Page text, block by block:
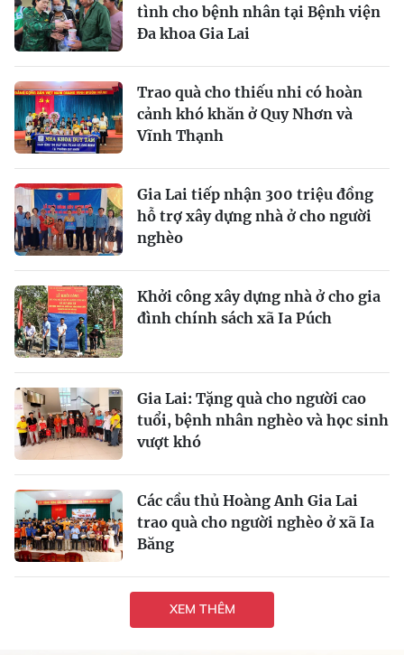
tình cho bệnh nhân tại Bệnh viện
Đa khoa Gia Lai
Trao quà cho thiếu nhi có hoàn
cảnh khó khăn ở Quy Nhơn và
Vĩnh Thạnh
Gia Lai tiếp nhận 300 triệu đồng
hỗ trợ xây dựng nhà ở cho người
nghèo
Khởi công xây dựng nhà ở cho gia
đình chính sách xã Ia Púch
Gia Lai: Tặng quà cho người cao
tuổi, bệnh nhân nghèo và học sinh
vượt khó
Các cầu thủ Hoàng Anh Gia Lai
trao quà cho người nghèo ở xã Ia
Băng
XEM THÊM